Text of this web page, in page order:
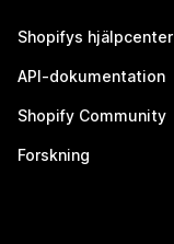
Shopifys hjälpcenter
API-dokumentation
Shopify Community
Forskning